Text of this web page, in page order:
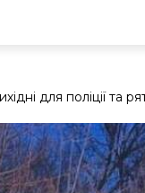
для поліції та